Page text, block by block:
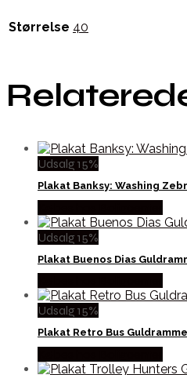
Størrelse 40
Udsalg 15%
Plakat Banksy: Washing
Udsalg 15%
Plakat Buenos Dias
Udsalg 15%
Plakat Retro Bus